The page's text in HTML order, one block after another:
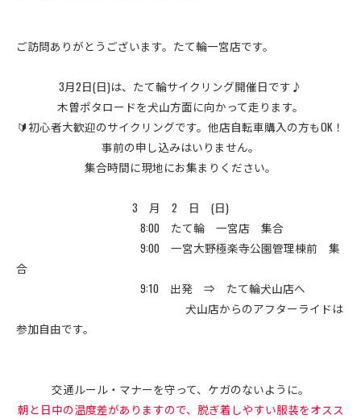
ご訪問ありがとうございます。たて輪一宮店です。
3月2日(日)は、たて輪サイクリング開催日です♪
木曽ポタロードを犬山方面に向かって走ります。
🔰初心者大歓迎のサイクリングです。他店自転車購入の方もOK！​​​​​
事前の申し込みはいりません。
集合時間に現地にお集まりください。
3 月 2 日 (日)
8:00 たて輪 一宮店 集合
9:00 一宮大野極楽寺公園管理棟前 集
合
9:10 出発 ⇒ たて輪犬山店へ
犬山店からのアフターライドは
参加自由です。
交通ルール・マナーを守って、ケガのないように。
朝と日中の温度差がありますので、脱ぎ着しやすい服装をオスス